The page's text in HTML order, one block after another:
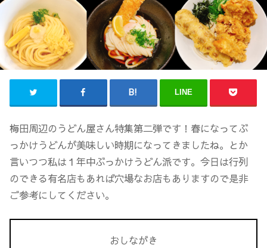
LINE
梅田周辺のうどん屋さん特集第二弾です！春になってぶ
っかけうどんが美味しい時期になってきましたね。とか
言いつつ私は１年中ぶっかけうどん派です。今日は行列
のできる有名店もあれば穴場なお店もありますので是非
ご参考にしてください。
おしながき